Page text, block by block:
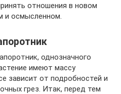
отношения в новом
и осмысленном.
однозначного
имеют массу
зависит от подробностей и
грез. Итак, перед тем